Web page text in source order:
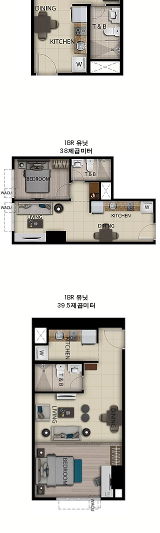
1BR 유닛
38제곱미터
1BR 유닛
39.5제곱미터